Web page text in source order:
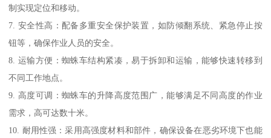
制实现定位和移动。
7. 安全性高：配备多重安全保护装置，如防倾翻系统、紧急停止按
钮等，确保作业人员的安全。
8. 运输方便：蜘蛛车结构紧凑，易于拆卸和运输，能够快速转移到
不同工作地点。
9. 高度可调：蜘蛛车的升降高度范围广，能够满足不同高度的作业
需求，高可达数十米。
10. 耐用性强：采用高强度材料和部件，确保设备在恶劣环境下也能